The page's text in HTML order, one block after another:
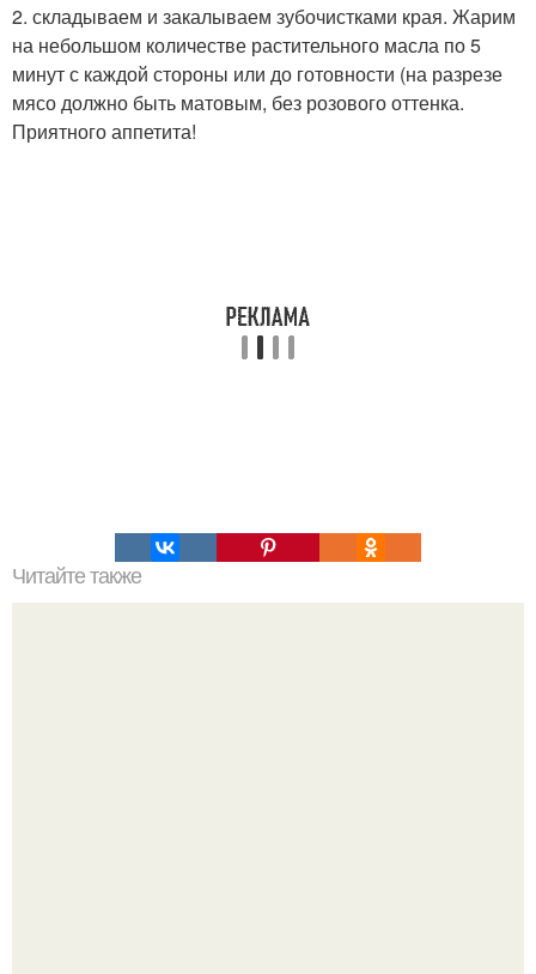
2. складываем и закалываем зубочистками края. Жарим
на небольшом количестве растительного масла по 5
минут с каждой стороны или до готовности (на разрезе
мясо должно быть матовым, без розового оттенка.
Приятного аппетита!
Читайте также